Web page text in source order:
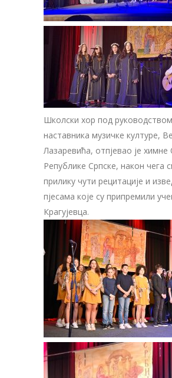
Школски хор под руководством
наставника музичке културе,
Лазаревића, отпјеваo је химне
Републике Српске, након чега
прилику чути рецитације и
пјесама које су припремили
Крагујевца.